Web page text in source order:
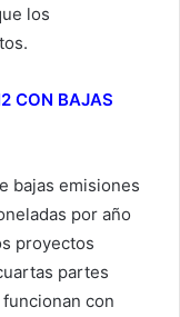
los
CON BAJAS
bajas emisiones
por año
proyectos
partes
con